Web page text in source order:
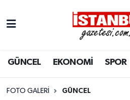
GÜNCEL EKONOMİ SPOR
FOTO GALERI GÜNCEL
EKONOMİ
İSTANBUL
Nöbetçi Eczaneler
Hava Durumu
Trafik Durumu